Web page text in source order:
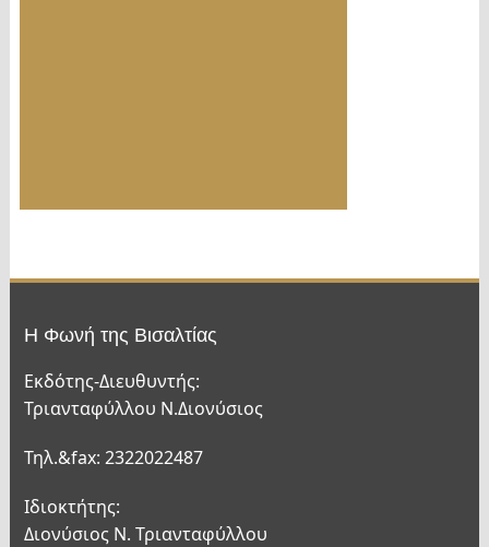
Η Φωνή της Βισαλτίας
Εκδότης-Διευθυντής:
Τριανταφύλλου Ν.Διονύσιος
Τηλ.&fax: 2322022487
Ιδιοκτήτης:
Διονύσιος Ν. Τριανταφύλλου